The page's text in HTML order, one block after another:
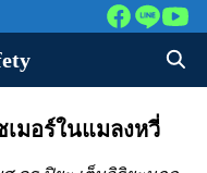
มอร์ในแมลงหวี่